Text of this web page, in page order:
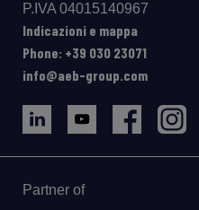
P.IVA 04015140967
Indicazioni e mappa
Phone: +39 030 23071
info@aeb-group.com
Partner of